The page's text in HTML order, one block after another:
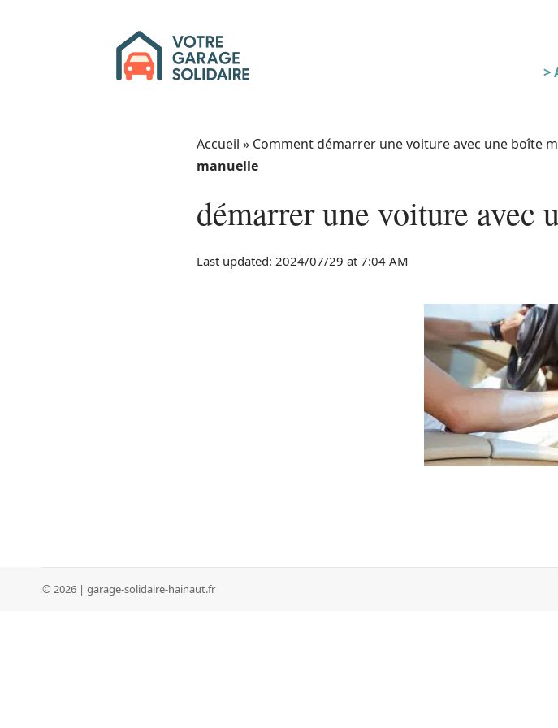
>
Accueil » Comment démarrer une voiture avec une boîte
manuelle
démarrer une voiture avec
Last updated: 2024/07/29 at 7:04 AM
© 2026 | garage-solidaire-hainaut.fr